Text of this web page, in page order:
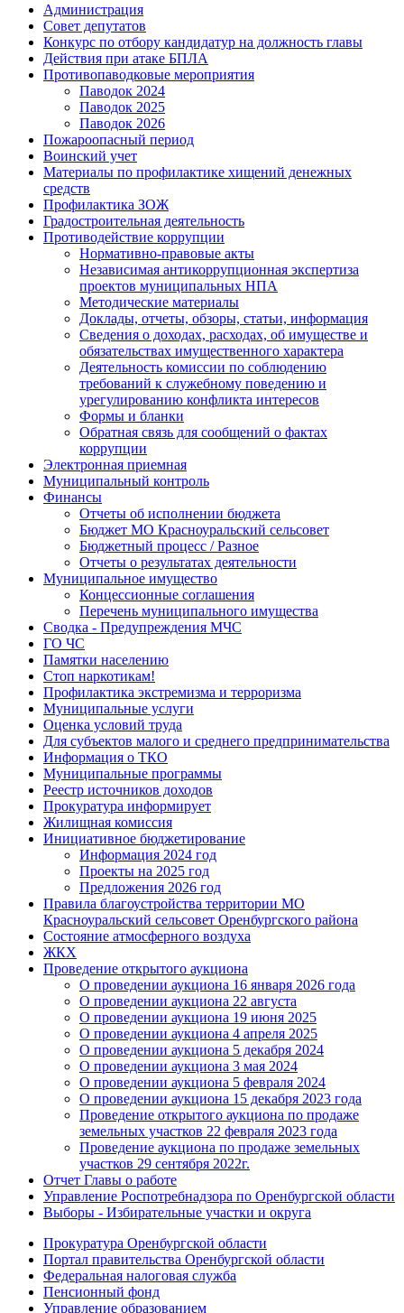
Администрация
Совет депутатов
Конкурс по отбору кандидатур на должность главы
Действия при атаке БПЛА
Противопаводковые мероприятия
Паводок 2024
Паводок 2025
Паводок 2026
Пожароопасный период
Воинский учет
Материалы по профилактике хищений денежных
средств
Профилактика ЗОЖ
Градостроительная деятельность
Противодействие коррупции
Нормативно-правовые акты
Независимая антикоррупционная экспертиза
проектов муниципальных НПА
Методические материалы
Доклады, отчеты, обзоры, статьи, информация
Сведения о доходах, расходах, об имуществе и
обязательствах имущественного характера
Деятельность комиссии по соблюдению
требований к служебному поведению и
урегулированию конфликта интересов
Формы и бланки
Обратная связь для сообщений о фактах
коррупции
Электронная приемная
Муниципальный контроль
Финансы
Отчеты об исполнении бюджета
Бюджет МО Красноуральский сельсовет
Бюджетный процесс / Разное
Отчеты о результатах деятельности
Муниципальное имущество
Концессионные соглашения
Перечень муниципального имущества
Сводка - Предупреждения МЧС
ГО ЧС
Памятки населению
Стоп наркотикам!
Профилактика экстремизма и терроризма
Муниципальные услуги
Оценка условий труда
Для субъектов малого и среднего предпринимательства
Информация о ТКО
Муниципальные программы
Реестр источников доходов
Прокуратура информирует
Жилищная комиссия
Инициативное бюджетирование
Информация 2024 год
Проекты на 2025 год
Предложения 2026 год
Правила благоустройства территории МО
Красноуральский сельсовет Оренбургского района
Состояние атмосферного воздуха
ЖКХ
Проведение открытого аукциона
О проведении аукциона 16 января 2026 года
О проведении аукциона 22 августа
О проведении аукциона 19 июня 2025
О проведении аукциона 4 апреля 2025
О проведении аукциона 5 декабря 2024
О проведении аукциона 3 мая 2024
О проведении аукциона 5 февраля 2024
О проведении аукциона 15 декабря 2023 года
Проведение открытого аукциона по продаже
земельных участков 22 февраля 2023 года
Проведение аукциона по продаже земельных
участков 29 сентября 2022г.
Отчет Главы о работе
Управление Роспотребнадзора по Оренбургской области
Выборы - Избирательные участки и округа
Прокуратура Оренбургской области
Портал правительства Оренбургской области
Федеральная налоговая служба
Пенсионный фонд
Управление образованием